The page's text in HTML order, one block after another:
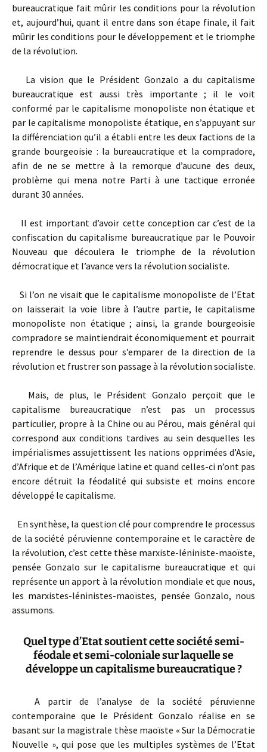
bureaucratique fait mûrir les conditions pour la révolution
et, aujourd’hui, quant il entre dans son étape finale, il fait
mûrir les conditions pour le développement et le triomphe
de la révolution.
La vision que le Président Gonzalo a du capitalisme
bureaucratique est aussi très importante ; il le voit
conformé par le capitalisme monopoliste non étatique et
par le capitalisme monopoliste étatique, en s’appuyant sur
la différenciation qu’il a établi entre les deux factions de la
grande bourgeoisie : la bureaucratique et la compradore,
afin de ne se mettre à la remorque d’aucune des deux,
problème qui mena notre Parti à une tactique erronée
durant 30 années.
Il est important d’avoir cette conception car c’est de la
confiscation du capitalisme bureaucratique par le Pouvoir
Nouveau que découlera le triomphe de la révolution
démocratique et l’avance vers la révolution socialiste.
Si l’on ne visait que le capitalisme monopoliste de l’Etat
on laisserait la voie libre à l’autre partie, le capitalisme
monopoliste non étatique ; ainsi, la grande bourgeoisie
compradore se maintiendrait économiquement et pourrait
reprendre le dessus pour s’emparer de la direction de la
révolution et frustrer son passage à la révolution socialiste.
Mais, de plus, le Président Gonzalo perçoit que le
capitalisme bureaucratique n’est pas un processus
particulier, propre à la Chine ou au Pérou, mais général qui
correspond aux conditions tardives au sein desquelles les
impérialismes assujettissent les nations opprimées d’Asie,
d’Afrique et de l’Amérique latine et quand celles-ci n’ont pas
encore détruit la féodalité qui subsiste et moins encore
développé le capitalisme.
En synthèse, la question clé pour comprendre le processus
de la société péruvienne contemporaine et le caractère de
la révolution, c’est cette thèse marxiste-léniniste-maoïste,
pensée Gonzalo sur le capitalisme bureaucratique et qui
représente un apport à la révolution mondiale et que nous,
les marxistes-léninistes-maoïstes, pensée Gonzalo, nous
assumons.
Quel type d’Etat soutient cette société semi-
féodale et semi-coloniale sur laquelle se
développe un capitalisme bureaucratique ?
A partir de l’analyse de la société péruvienne
contemporaine que le Président Gonzalo réalise en se
basant sur la magistrale thèse maoïste « Sur la Démocratie
Nouvelle », qui pose que les multiples systèmes de l’Etat